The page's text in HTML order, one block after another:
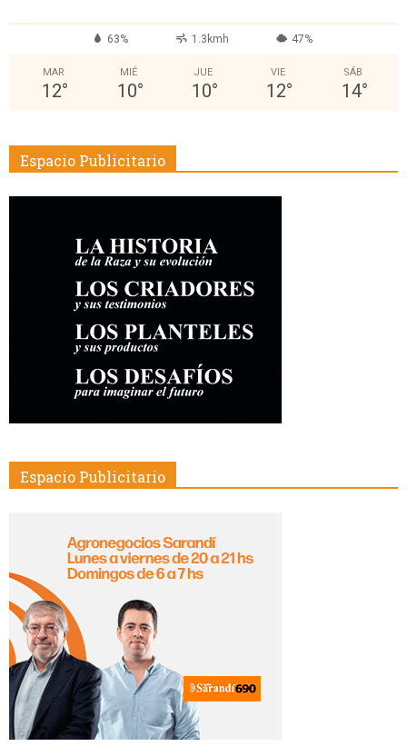
63% 1.3kmh 47%
MAR
12°
MIÉ
10°
JUE
10°
VIE
12°
SÁB
14°
Espacio Publicitario
Espacio Publicitario